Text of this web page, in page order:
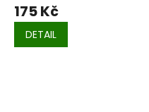
175 Kč
DETAIL